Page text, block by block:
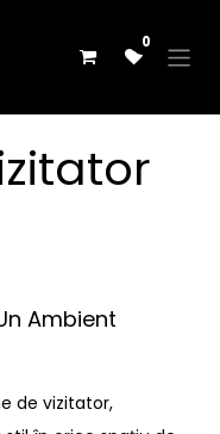
0
Ambient
de vizitator,